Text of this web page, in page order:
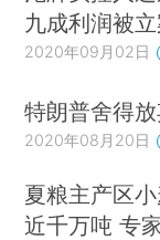
九成利润被
2020年09月02日
特朗普舍得
2020年08月20日
夏粮主产区
近千万吨 专